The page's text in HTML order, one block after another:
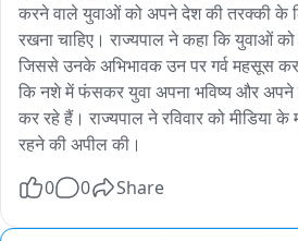
करने वाले युवाओं को अपने देश की तरक्की के
रखना चाहिए। राज्यपाल ने कहा कि युवाओं
जिससे उनके अभिभावक उन पर गर्व महसूस
कि नशे में फंसकर युवा अपना भविष्य और अपने
कर रहे हैं। राज्यपाल ने रविवार को मीडिया
रहने की अपील की।
0
0 Share